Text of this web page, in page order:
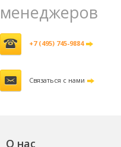
менеджеров
+7 (495) 745-9884
Связаться с нами
О нас